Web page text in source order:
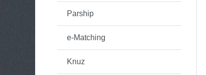
Parship
e-Matching
Knuz